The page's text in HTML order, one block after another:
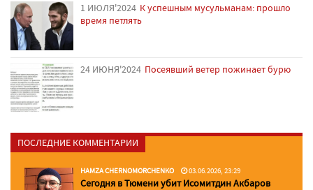
1 ИЮЛЯ'2024 К успешным мусульманам: прошло
время петлять
24 ИЮНЯ'2024 Посеявший ветер пожинает бурю
ПОСЛЕДНИЕ КОММЕНТАРИИ
HAMZA CHERNOMORCHENKO 03.06.2026, 23:29
Сегодня в Тюмени убит Исомитдин Акбаров